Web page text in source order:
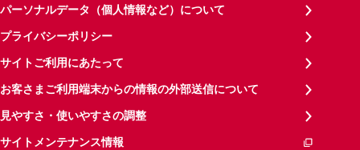
パーソナルデータ（個人情報など）について
プライバシーポリシー
サイトご利用にあたって
お客さまご利用端末からの情報の外部送信について
見やすさ・使いやすさの調整
サイトメンテナンス情報